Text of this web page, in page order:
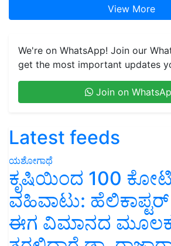
View More
We're on WhatsApp! Join our
get the most important updates
Join on
Latest feeds
ಯಶೋಗಾಥೆ
ಕೃಷಿಯಿಂದ 100 ಕೋಟಿ
ವಹಿವಾಟು:
ಈಗ ವಿಮಾನದ ಮೂಲಕ